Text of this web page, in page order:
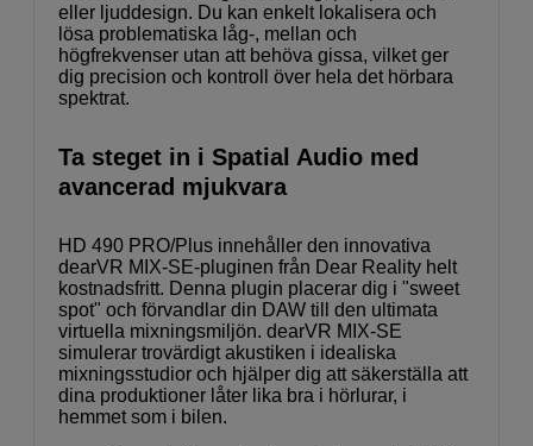
eller ljuddesign. Du kan enkelt lokalisera och
lösa problematiska låg-, mellan och
högfrekvenser utan att behöva gissa, vilket ger
dig precision och kontroll över hela det hörbara
spektrat.
Ta steget in i Spatial Audio med
avancerad mjukvara
HD 490 PRO/Plus innehåller den innovativa
dearVR MIX-SE-pluginen från Dear Reality helt
kostnadsfritt. Denna plugin placerar dig i "sweet
spot" och förvandlar din DAW till den ultimata
virtuella mixningsmiljön. dearVR MIX-SE
simulerar trovärdigt akustiken i idealiska
mixningsstudior och hjälper dig att säkerställa att
dina produktioner låter lika bra i hörlurar, i
hemmet som i bilen.